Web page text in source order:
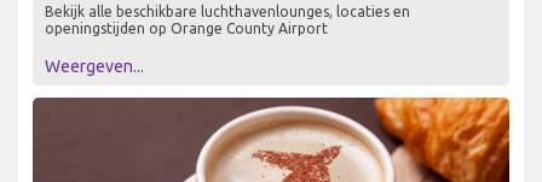
Bekijk alle beschikbare luchthavenlounges, locaties en
openingstijden op Orange County Airport
Weergeven...